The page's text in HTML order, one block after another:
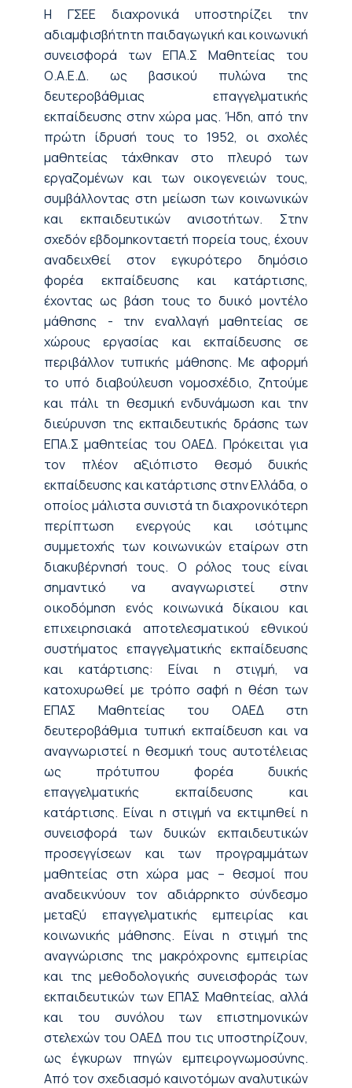
Η ΓΣΕΕ διαχρονικά υποστηρίζει την
αδιαμφισβήτητη παιδαγωγική και κοινωνική
συνεισφορά των ΕΠΑ.Σ Μαθητείας του
Ο.Α.Ε.Δ. ως βασικού πυλώνα της
δευτεροβάθμιας επαγγελματικής
εκπαίδευσης στην χώρα μας. Ήδη, από την
πρώτη ίδρυσή τους το 1952, οι σχολές
μαθητείας τάχθηκαν στο πλευρό των
εργαζομένων και των οικογενειών τους,
συμβάλλοντας στη μείωση των κοινωνικών
και εκπαιδευτικών ανισοτήτων. Στην
σχεδόν εβδομηκονταετή πορεία τους, έχουν
αναδειχθεί στον εγκυρότερο δημόσιο
φορέα εκπαίδευσης και κατάρτισης,
έχοντας ως βάση τους το δυικό μοντέλο
μάθησης - την εναλλαγή μαθητείας σε
χώρους εργασίας και εκπαίδευσης σε
περιβάλλον τυπικής μάθησης. Με αφορμή
το υπό διαβούλευση νομοσχέδιο, ζητούμε
και πάλι τη θεσμική ενδυνάμωση και την
διεύρυνση της εκπαιδευτικής δράσης των
ΕΠΑ.Σ μαθητείας του ΟΑΕΔ. Πρόκειται για
τον πλέον αξιόπιστο θεσμό δυικής
εκπαίδευσης και κατάρτισης στην Ελλάδα, ο
οποίος μάλιστα συνιστά τη διαχρονικότερη
περίπτωση ενεργούς και ισότιμης
συμμετοχής των κοινωνικών εταίρων στη
διακυβέρνησή τους. Ο ρόλος τους είναι
σημαντικό να αναγνωριστεί στην
οικοδόμηση ενός κοινωνικά δίκαιου και
επιχειρησιακά αποτελεσματικού εθνικού
συστήματος επαγγελματικής εκπαίδευσης
και κατάρτισης: Είναι η στιγμή, να
κατοχυρωθεί με τρόπο σαφή η θέση των
ΕΠΑΣ Μαθητείας του ΟΑΕΔ στη
δευτεροβάθμια τυπική εκπαίδευση και να
αναγνωριστεί η θεσμική τους αυτοτέλειας
ως πρότυπου φορέα δυικής
επαγγελματικής εκπαίδευσης και
κατάρτισης. Είναι η στιγμή να εκτιμηθεί η
συνεισφορά των δυικών εκπαιδευτικών
προσεγγίσεων και των προγραμμάτων
μαθητείας στη χώρα μας – θεσμοί που
αναδεικνύουν τον αδιάρρηκτο σύνδεσμο
μεταξύ επαγγελματικής εμπειρίας και
κοινωνικής μάθησης. Είναι η στιγμή της
αναγνώρισης της μακρόχρονης εμπειρίας
και της μεθοδολογικής συνεισφοράς των
εκπαιδευτικών των ΕΠΑΣ Μαθητείας, αλλά
και του συνόλου των επιστημονικών
στελεχών του ΟΑΕΔ που τις υποστηρίζουν,
ως έγκυρων πηγών εμπειρογνωμοσύνης.
Από τον σχεδιασμό καινοτόμων αναλυτικών